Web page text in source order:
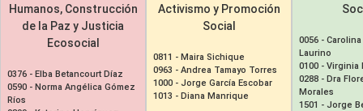
Humanos, Construcción
de la Paz y Justicia
Ecosocial
0376 - Elba Betancourt Díaz
0590 - Norma Angélica Gómez
Ríos
Activismo y Promoción
Social
0811 - Maira Sichique
0963 - Andrea Tamayo Torres
1000 - Jorge García Escobar
1013 - Diana Manrique
0056 -
Laurino
0100 - Virginia
0288 - Dra
Morales
1501 - Jorge